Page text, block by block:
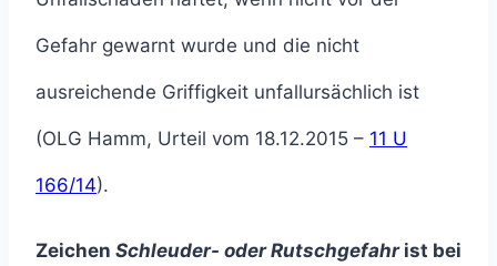
Gefahr gewarnt wurde und die nicht
ausreichende Griffigkeit unfallursächlich ist
(OLG Hamm, Urteil vom 18.12.2015 – 11 U
166/14).
Zeichen Schleuder- oder Rutschgefahrist bei